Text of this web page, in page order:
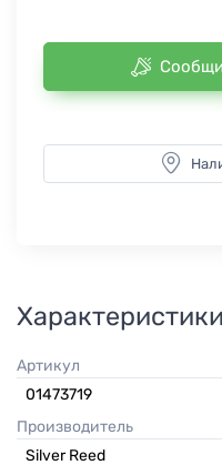
Характеристики
Артикул
01473719
Производитель
Silver Reed